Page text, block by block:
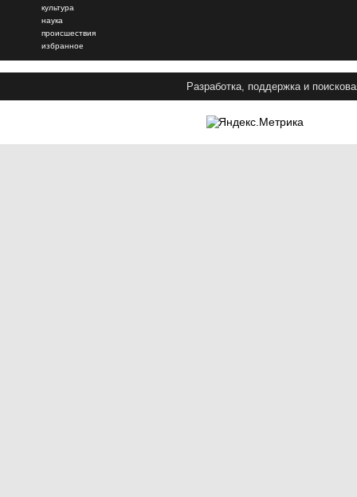
культура
наука
происшествия
избранное
Разработка, поддержка и